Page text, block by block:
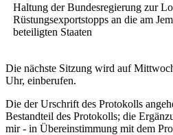
Haltung der Bundesregierung zur
Rüstungsexportstopps an die am
beteiligten Staaten
Die nächste Sitzung wird auf
Uhr, einberufen.
Die der Urschrift des Protokolls
Bestandteil des Protokolls; die
mir - in Übereinstimmung mit dem